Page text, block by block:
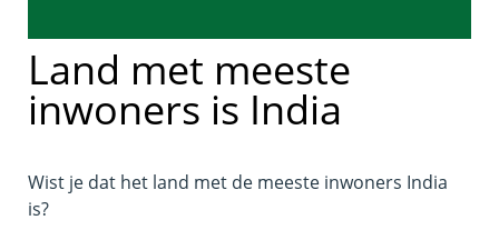
Land met meeste
inwoners is India
Wist je dat het land met de meeste inwoners India
is?